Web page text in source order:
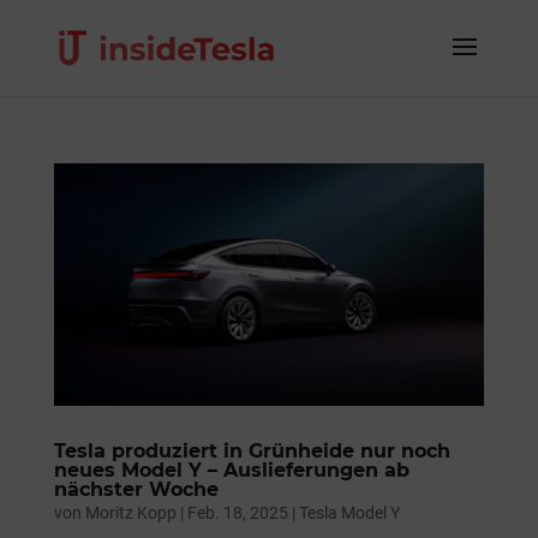
Tesla produziert in Grünheide nur noch
neues Model Y – Auslieferungen ab
nächster Woche
von Moritz Kopp | Feb. 18, 2025 | Tesla Model Y